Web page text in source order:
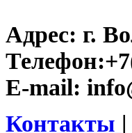
Адрес: г.
Телефон:
E-mail:
Контакты |